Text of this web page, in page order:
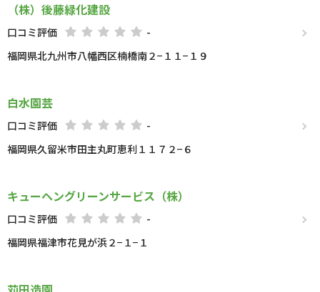
（株）後藤緑化建設
口コミ評価
-
福岡県北九州市八幡西区楠橋南２−１１−１９
白水園芸
口コミ評価
-
福岡県久留米市田主丸町恵利１１７２−６
キューヘングリーンサービス（株）
口コミ評価
-
福岡県福津市花見が浜２−１−１